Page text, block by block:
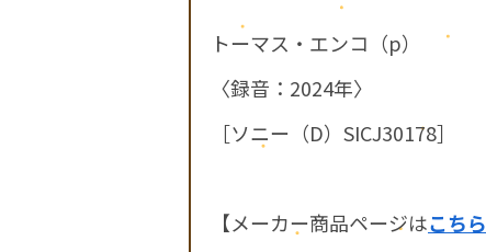
トーマス・エンコ（p）
〈録音：2024年〉
［ソニー（D）SICJ30178］
【メーカー商品ページはこちら